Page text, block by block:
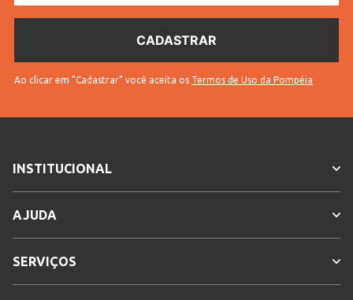
Ao clicar em "Cadastrar" você aceita os Termos de Uso da Pompéia
INSTITUCIONAL
AJUDA
SERVIÇOS